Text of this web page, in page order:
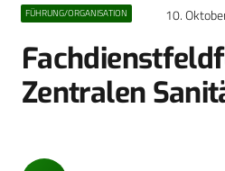
FÜHRUNG/ORGANISATION 10.
Zentralen